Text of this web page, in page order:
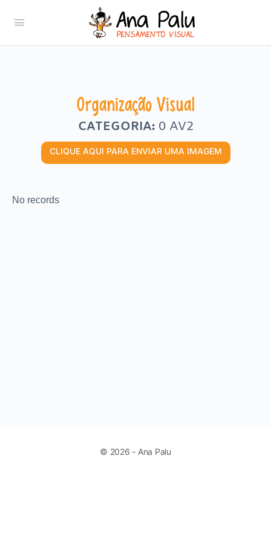
Organização Visual
CATEGORIA:0 AV2
CLIQUE AQUI PARA ENVIAR UMA IMAGEM
No records
© 2026 - Ana Palu